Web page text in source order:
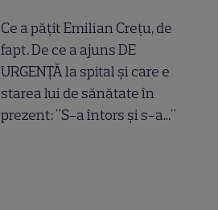
Ce a pățit Emilian Crețu, de
fapt. De ce a ajuns DE
URGENȚĂ la spital și care e
starea lui de sănătate în
prezent: "S-a întors și s-a..."